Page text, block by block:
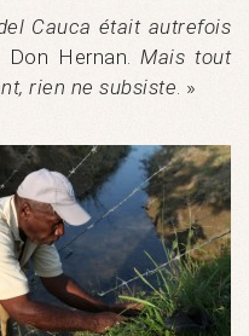
Cauca était autrefois
Don Hernan.Mais tout
rien ne subsiste. »